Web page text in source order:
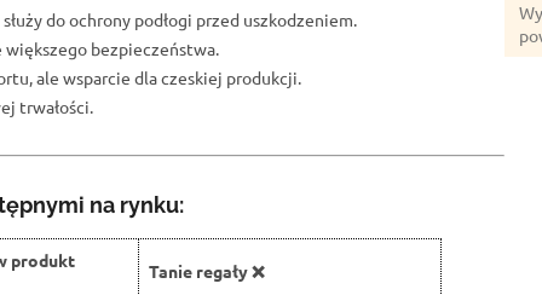
do ochrony podłogi przed uszkodzeniem.
większego bezpieczeństwa.
ale wsparcie dla czeskiej produkcji.
trwałości.
na rynku:
produkt Tanie regały ❌